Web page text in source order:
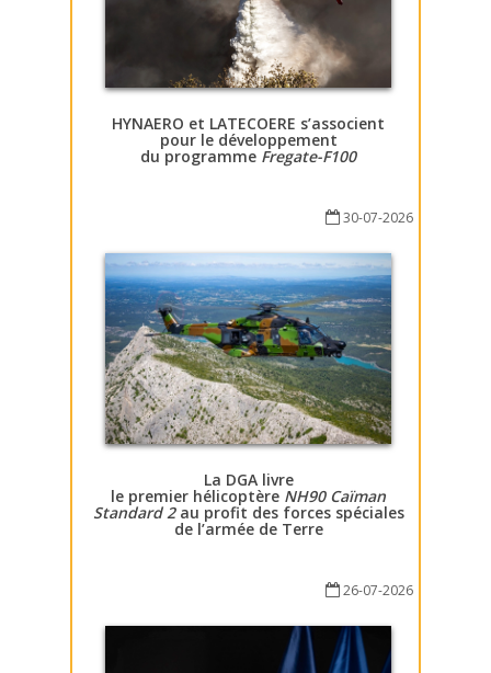
HYNAERO et LATECOERE s’associent
pour le développement
du programme Fregate-F100
30-07-2026
La DGA livre
le premier hélicoptère NH90 Caïman
Standard 2au profit des forces spéciales
de l’armée de Terre
26-07-2026